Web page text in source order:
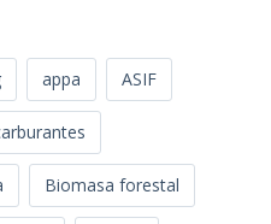
appa ASIF
Biomasa forestal